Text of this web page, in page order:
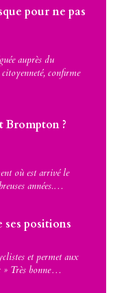
pour ne pas
auprès du
confirme
Brompton ?
où est arrivé le
années.…
ses positions
et permet aux
» Très bonne…